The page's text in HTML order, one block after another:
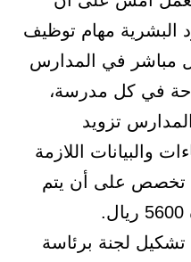
البشرية مهام توظيف
مباشر في المدارس
في كل مدرسة،
تزويد
والبيانات اللازمة
تخصص على أن يتم
لجنة برئاسة